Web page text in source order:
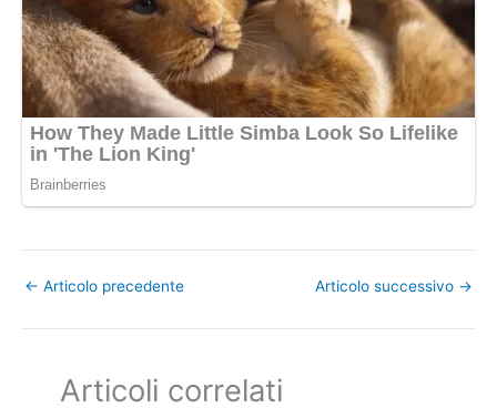
← Articolo precedente Articolo successivo →
Articoli correlati